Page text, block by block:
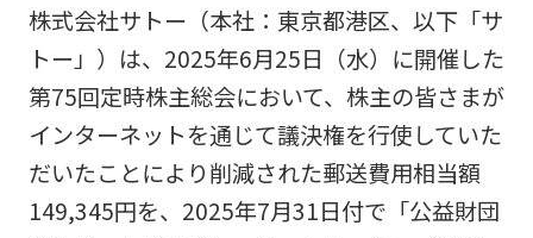
株式会社サトー（本社：東京都港区、以下「サ
トー」）は、2025年6月25日（水）に開催した
第75回定時株主総会において、株主の皆さまが
インターネットを通じて議決権を行使していた
だいたことにより削減された郵送費用相当額
149,345円を、2025年7月31日付で「公益財団